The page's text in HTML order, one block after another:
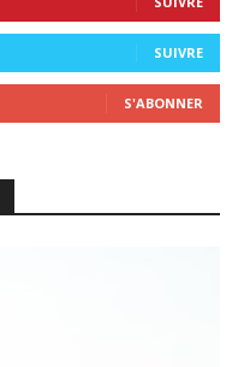
SUIVRE
S'ABONNER